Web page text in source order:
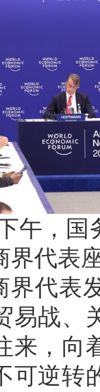
午，
界代表
界代表
易战、
来，向
可逆转